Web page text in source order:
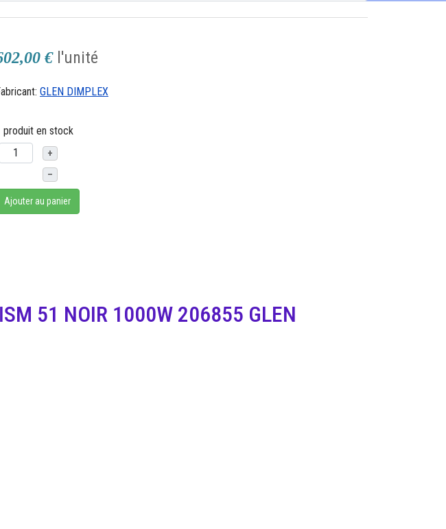
€ l'unité
GLEN DIMPLEX
produit en stock
+
–
Ajouter au panier
51 NOIR 1000W 206855 GLEN